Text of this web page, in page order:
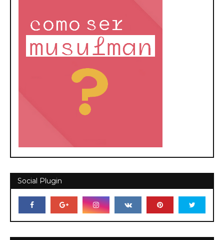
Social Plugin